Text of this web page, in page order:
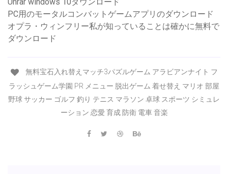
Unrar windows 10ダウンロード
PC用のモータルコンバットゲームアプリのダウンロード
オプラ・ウィンフリー私が知っていることは確かに無料で
ダウンロード
無料宝石入れ替えマッチ3パズルゲーム アラビアンナイト フ
ラッシュゲーム学園 PR メニュー 脱出ゲーム 着せ替え マリオ 部屋
野球 サッカー ゴルフ 釣り テニス マラソン 卓球 スポーツ シミュレ
ーション 恋愛 育成 防衛 電車 音楽